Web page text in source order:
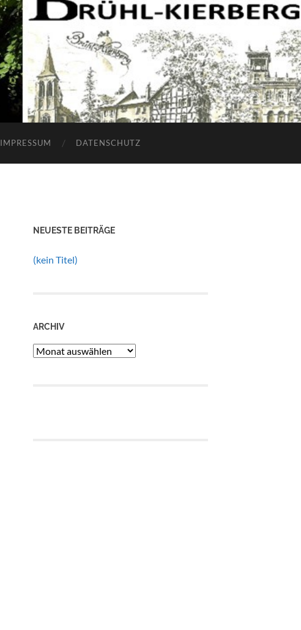
IMPRESSUM DATENSCHUTZ
NEUESTE BEITRÄGE
(kein Titel)
ARCHIV
Archiv